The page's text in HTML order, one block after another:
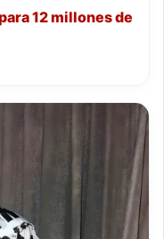
12 millones de